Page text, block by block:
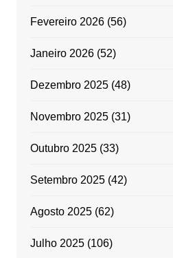
Fevereiro 2026(56)
Janeiro 2026(52)
Dezembro 2025(48)
Novembro 2025(31)
Outubro 2025(33)
Setembro 2025(42)
Agosto 2025(62)
Julho 2025(106)